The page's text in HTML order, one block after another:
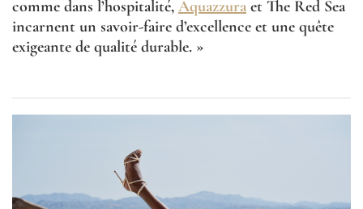
comme dans l’hospitalité, Aquazzura et The Red Sea
incarnent un savoir-faire d’excellence et une quête
exigeante de qualité durable. »